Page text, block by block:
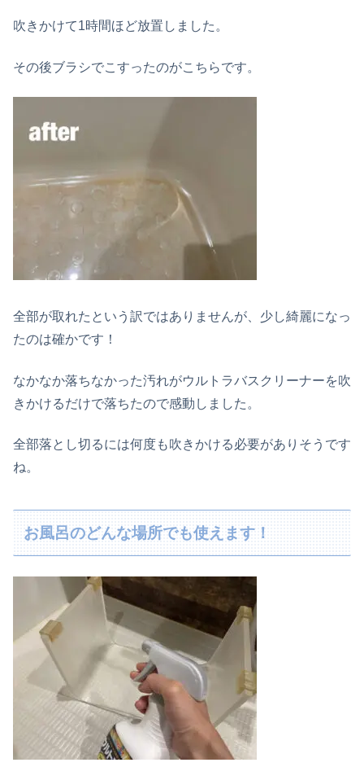
吹きかけて1時間ほど放置しました。
その後ブラシでこすったのがこちらです。
全部が取れたという訳ではありませんが、少し綺麗になっ
たのは確かです！
なかなか落ちなかった汚れがウルトラバスクリーナーを吹
きかけるだけで落ちたので感動しました。
全部落とし切るには何度も吹きかける必要がありそうです
ね。
お風呂のどんな場所でも使えます！